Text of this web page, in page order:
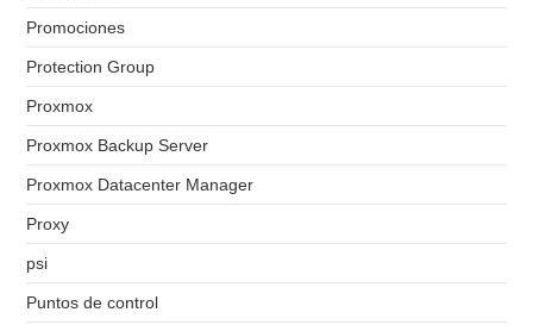
Promociones
Protection Group
Proxmox
Proxmox Backup Server
Proxmox Datacenter Manager
Proxy
psi
Puntos de control